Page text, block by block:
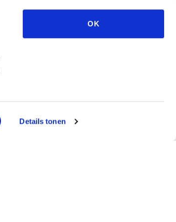
Details tonen
OK